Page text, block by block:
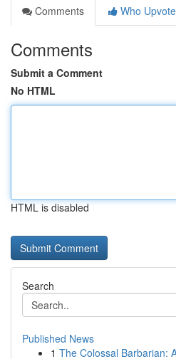
Comments
Who
Comments
Submit a Comment
No HTML
HTML is disabled
Search
Published News
1 The Colossal Barbarian: